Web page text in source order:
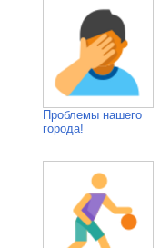
Проблемы нашего
города!